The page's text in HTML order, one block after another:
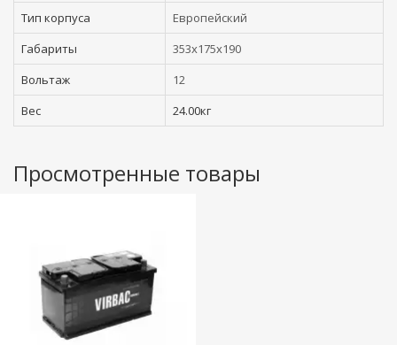
Тип корпуса
Европейский
Габариты
353x175x190
Вольтаж
12
Вес
24.00кг
Просмотренные товары